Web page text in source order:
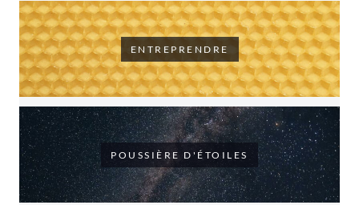
ENTREPRENDRE
POUSSIÈRE D'ÉTOILES